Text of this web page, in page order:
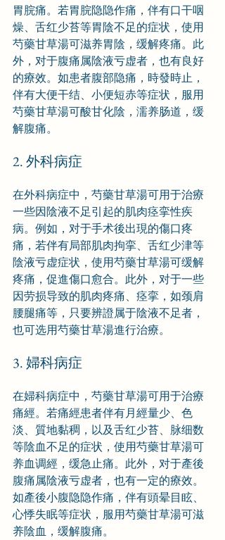
胃脘痛。若胃脘隐隐作痛，伴有口干咽
燥、舌红少苔等胃陰不足的症状，使用
芍藥甘草湯可滋养胃陰，缓解疼痛。此
外，对于腹痛属陰液亏虚者，也有良好
的療效。如患者腹部隐痛，時發時止，
伴有大便干结、小便短赤等症状，服用
芍藥甘草湯可酸甘化陰，濡养肠道，缓
解腹痛。
2. 外科病症
在外科病症中，芍藥甘草湯可用于治療
一些因陰液不足引起的肌肉痉挛性疾
病。例如，对于手术後出現的傷口疼
痛，若伴有局部肌肉拘挛、舌红少津等
陰液亏虚症状，使用芍藥甘草湯可缓解
疼痛，促進傷口愈合。此外，对于一些
因劳损导致的肌肉疼痛、痉挛，如颈肩
腰腿痛等，只要辨證属于陰液不足者，
也可选用芍藥甘草湯進行治療。
3. 婦科病症
在婦科病症中，芍藥甘草湯可用于治療
痛經。若痛經患者伴有月經量少、色
淡、質地黏稠，以及舌红少苔、脉细数
等陰血不足的症状，使用芍藥甘草湯可
养血调經，缓急止痛。此外，对于產後
腹痛属陰液亏虚者，也有一定的療效。
如產後小腹隐隐作痛，伴有頭晕目眩、
心悸失眠等症状，服用芍藥甘草湯可滋
养陰血，缓解腹痛。